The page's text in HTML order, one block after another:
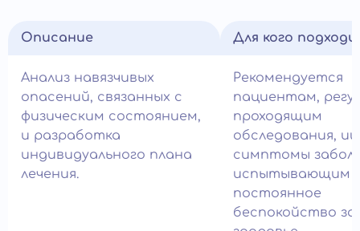
Описание
Анализ навязчивых
опасений, связанных с
физическим состоянием,
и разработка
индивидуального плана
лечения.
Для кого
Рекомендуется
пациентам,
проходящим
обследования,
симптомы
испытывающим
постоянное
беспокойство за